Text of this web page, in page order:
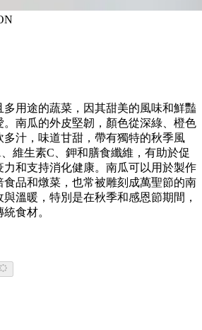
用途的蔬菜，因其甜美的風味和鮮豔
。南瓜的外皮堅韌，顏色從深綠、橙色
汁，味道甘甜，帶有獨特的秋季風
維生素C、鉀和膳食纖維，有助於促
和支持消化健康。南瓜可以用於製作
品和燉菜，也常被雕刻成萬聖節的南
溫暖，特別是在秋季和感恩節期間，
食材。